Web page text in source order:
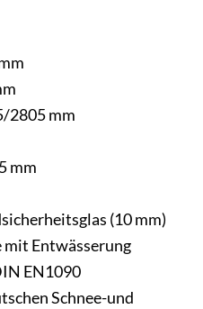
2805 mm
mm
(10 mm)
mit Entwässerung
EN1090
Schnee-und